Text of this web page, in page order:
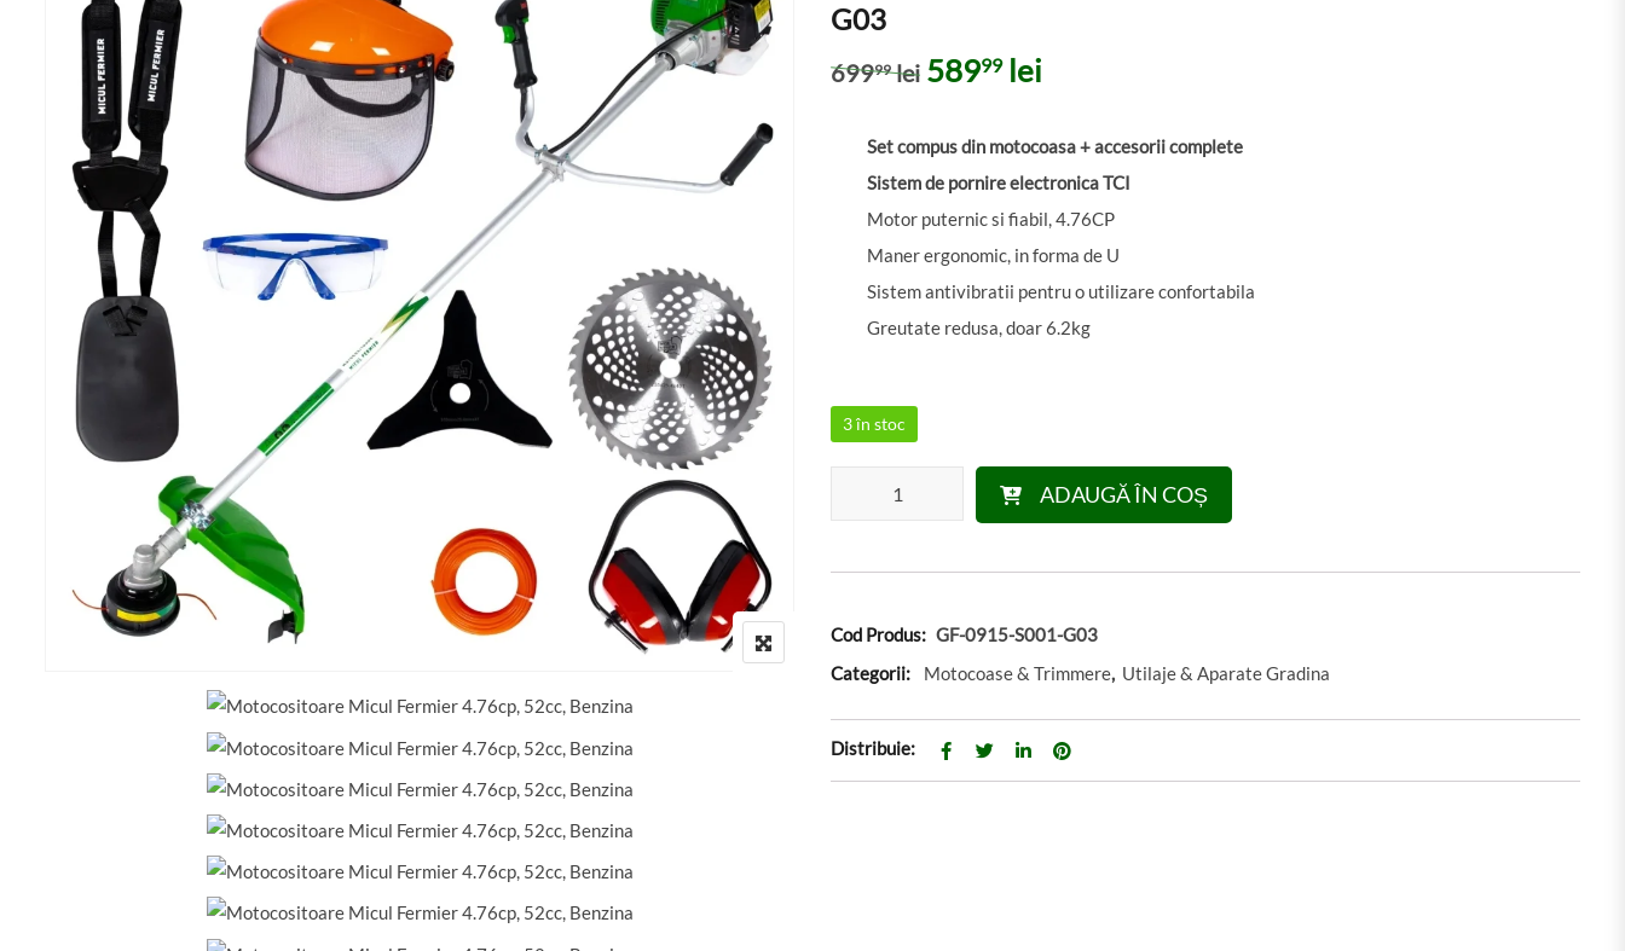
G03
69999 lei Prețul inițial a fost: 69999 lei.
58999 lei
Set compus din motocoasa + accesorii complete
Sistem de pornire electronica TCI
Motor puternic si fiabil, 4.76CP
Maner ergonomic, in forma de U
Sistem antivibratii pentru o utilizare confortabila
Greutate redusa, doar 6.2kg
3 în stoc
Cantitate Motocositoare Micul Fermier 4.76cp, 52cc, Benzina, 2T, pornire rapida, 10 accesorii, tija
ADAUGĂ ÎN COȘ
Cod Produs: GF-0915-S001-G03
Categorii:
Motocoase & Trimmere, Utilaje & Aparate Gradina
Distribuie: